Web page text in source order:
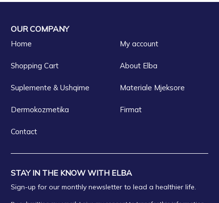
OUR COMPANY
Home My account
Shopping Cart About Elba
Suplemente & Ushqime Materiale Mjeksore
Dermokozmetika Firmat
Contact
STAY IN THE KNOW WITH ELBA
Sign-up for our monthly newsletter to lead a healthier life.